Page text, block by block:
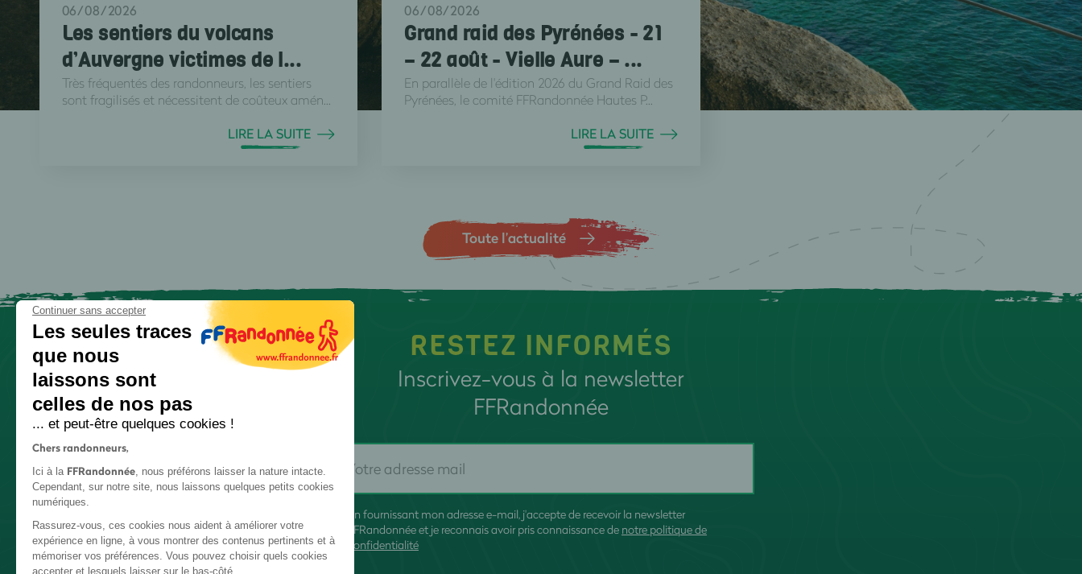
06/08/2026
Les sentiers du volcans
d’Auvergne victimes de l...
Très fréquentés des randonneurs, les sentiers
sont fragilisés et nécessitent de coûteux amén...
LIRE LA SUITE
06/08/2026
Grand raid des Pyrénées - 21
– 22 août - Vielle Aure – ...
En parallèle de l'édition 2026 du Grand Raid des
Pyrénées, le comité FFRandonnée Hautes P...
LIRE LA SUITE
Toute l’actualité
RESTEZ INFORMÉS
Inscrivez-vous à la newsletter
FFRandonnée
En fournissant mon adresse e-mail, j'accepte de recevoir la newsletter
FFRandonnée et je reconnais avoir pris connaissance de notre politique de
confidentialité
Continuer sans accepter
Les seules traces
que nous
laissons sont
celles de nos pas
... et peut-être quelques cookies !
Chers randonneurs,
Ici à la FFRandonnée, nous préférons laisser la nature intacte.
Cependant, sur notre site, nous laissons quelques petits cookies
numériques.
Rassurez-vous, ces cookies nous aident à améliorer votre
expérience en ligne, à vous montrer des contenus pertinents et à
mémoriser vos préférences. Vous pouvez choisir quels cookies
accepter et lesquels laisser sur le bas-côté.